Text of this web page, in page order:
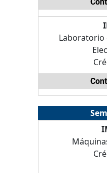
Laboratorio